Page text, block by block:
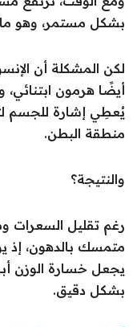
بشكل مستمر، وهو ما
لكن المشكلة أن
أيضًا هرمون
يُعطِي إشارة للجسم
منطقة البطن.
والنتيجة؟
رغم تقليل السعرات
متمسك بالدهون، إذ
يجعل خسارة الوزن
بشكل دقيق.